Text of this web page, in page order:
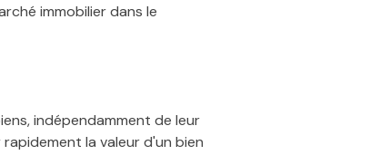
immobilier dans le
indépendamment de leur
la valeur d'un bien